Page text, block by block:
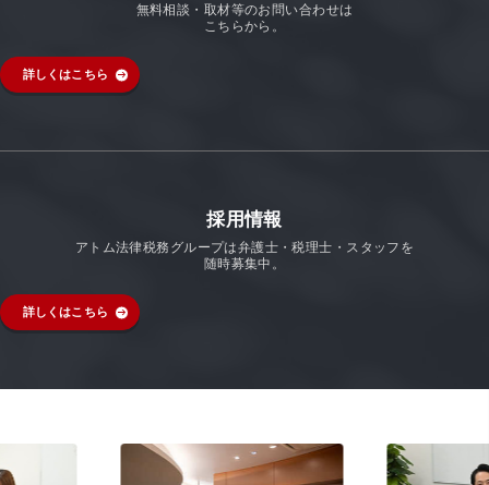
無料相談・取材等のお問い合わせは
こちらから。
詳しくはこちら
採用情報
アトム法律税務グループは弁護士・税理士・スタッフを
随時募集中。
詳しくはこちら